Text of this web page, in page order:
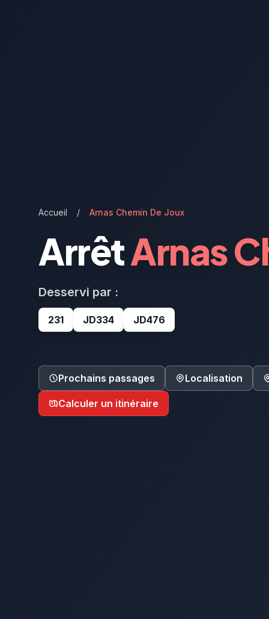
Accueil / Arnas Chemin De Joux
ArrêtArnas
Desservi par :
231 JD334 JD476
Prochains passages Localisation
Calculer un itinéraire